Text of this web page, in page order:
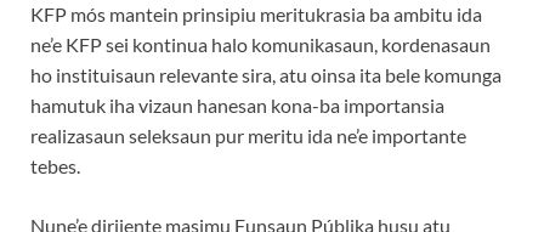
KFP mós mantein prinsipiu meritukrasia ba ambitu ida
ne’e KFP sei kontinua halo komunikasaun, kordenasaun
ho instituisaun relevante sira, atu oinsa ita bele komunga
hamutuk iha vizaun hanesan kona-ba importansia
realizasaun seleksaun pur meritu ida ne’e importante
tebes.
Nune’e dirijente masimu Funsaun Públika husu atu